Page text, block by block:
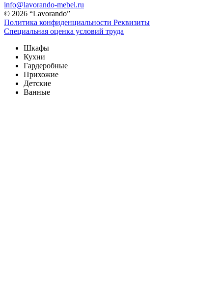
info@lavorando-mebel.ru
© 2026 “Lavorando”
Политика конфиденциальности Реквизиты
Специальная оценка условий труда
Шкафы
Кухни
Гардеробные
Прихожие
Детские
Ванные